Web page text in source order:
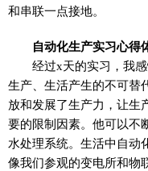
和串联一点接地。
自动化生产实习心得
经过x天的实习，我
生产、生活产生的不可替
放和发展了生产力，让生
要的限制因素。他可以不
水处理系统。生活中自动
像我们参观的变电所和物